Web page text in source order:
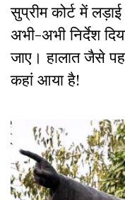
सुप्रीम कोर्ट में
अभी-अभी निर्देश
जाए। हालात जैसे
कहां आया है!